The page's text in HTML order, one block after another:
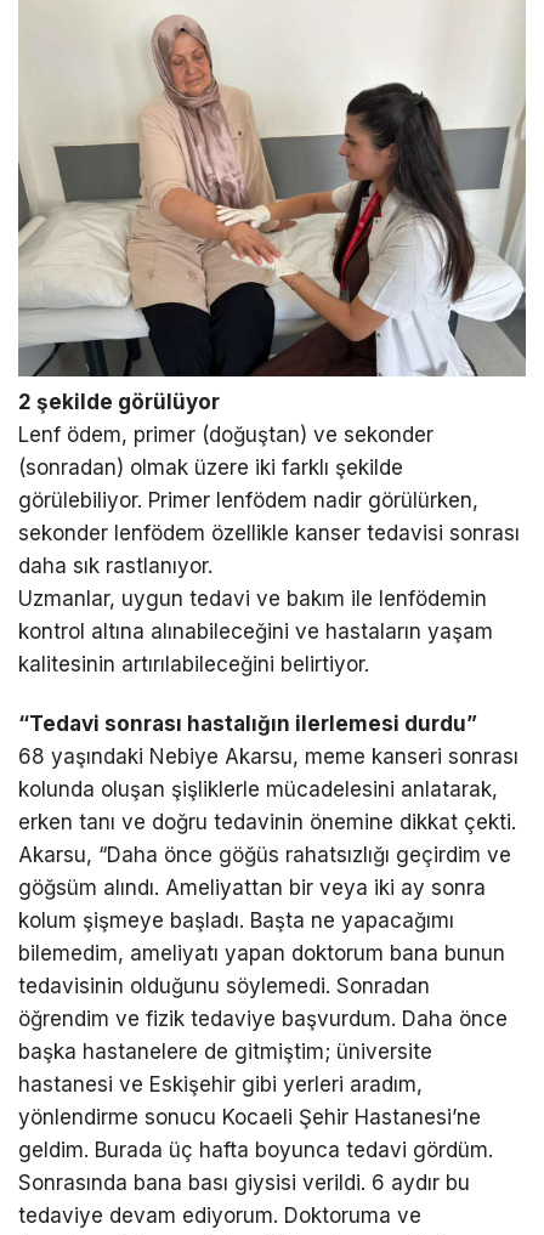
2 şekilde görülüyor
Lenf ödem, primer (doğuştan) ve sekonder
(sonradan) olmak üzere iki farklı şekilde
görülebiliyor. Primer lenfödem nadir görülürken,
sekonder lenfödem özellikle kanser tedavisi sonrası
daha sık rastlanıyor.
Uzmanlar, uygun tedavi ve bakım ile lenfödemin
kontrol altına alınabileceğini ve hastaların yaşam
kalitesinin artırılabileceğini belirtiyor.
“Tedavi sonrası hastalığın ilerlemesi durdu”
68 yaşındaki Nebiye Akarsu, meme kanseri sonrası
kolunda oluşan şişliklerle mücadelesini anlatarak,
erken tanı ve doğru tedavinin önemine dikkat çekti.
Akarsu, “Daha önce göğüs rahatsızlığı geçirdim ve
göğsüm alındı. Ameliyattan bir veya iki ay sonra
kolum şişmeye başladı. Başta ne yapacağımı
bilemedim, ameliyatı yapan doktorum bana bunun
tedavisinin olduğunu söylemedi. Sonradan
öğrendim ve fizik tedaviye başvurdum. Daha önce
başka hastanelere de gitmiştim; üniversite
hastanesi ve Eskişehir gibi yerleri aradım,
yönlendirme sonucu Kocaeli Şehir Hastanesi’ne
geldim. Burada üç hafta boyunca tedavi gördüm.
Sonrasında bana bası giysisi verildi. 6 aydır bu
tedaviye devam ediyorum. Doktoruma ve